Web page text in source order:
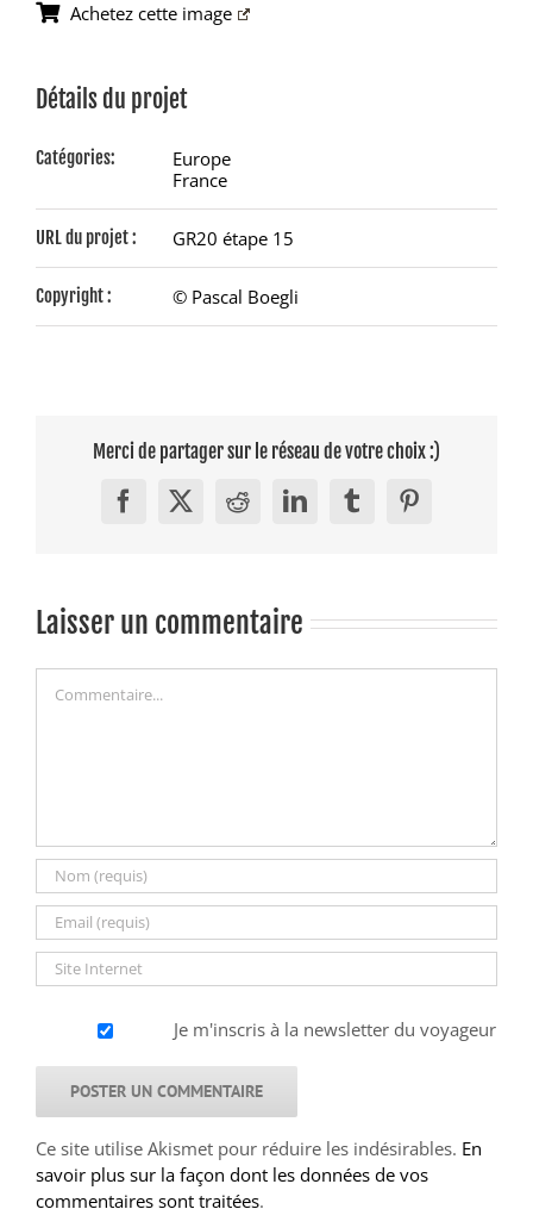
Achetez cette image
Détails du projet
Catégories:
Europe
France
URL du projet : GR20 étape 15
Copyright : © Pascal Boegli
Merci de partager sur le réseau de votre choix :)
Facebook
X RedditLinkedInTumblrPinterest
Laisser un commentaire
Je m'inscris à la newsletter du voyageur
Ce site utilise Akismet pour réduire les indésirables. En
savoir plus sur la façon dont les données de vos
commentaires sont traitées.